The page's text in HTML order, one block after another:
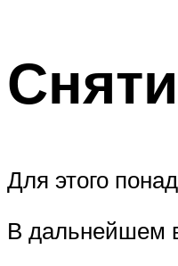
Для этого
В дальнейшем